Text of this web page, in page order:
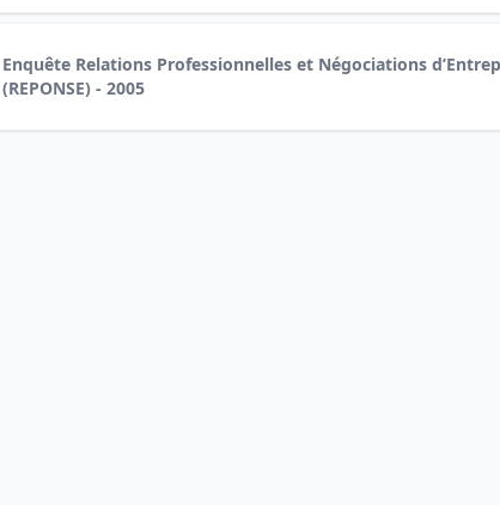
Enquête Relations Professionnelles et Négociations
(REPONSE) - 2005